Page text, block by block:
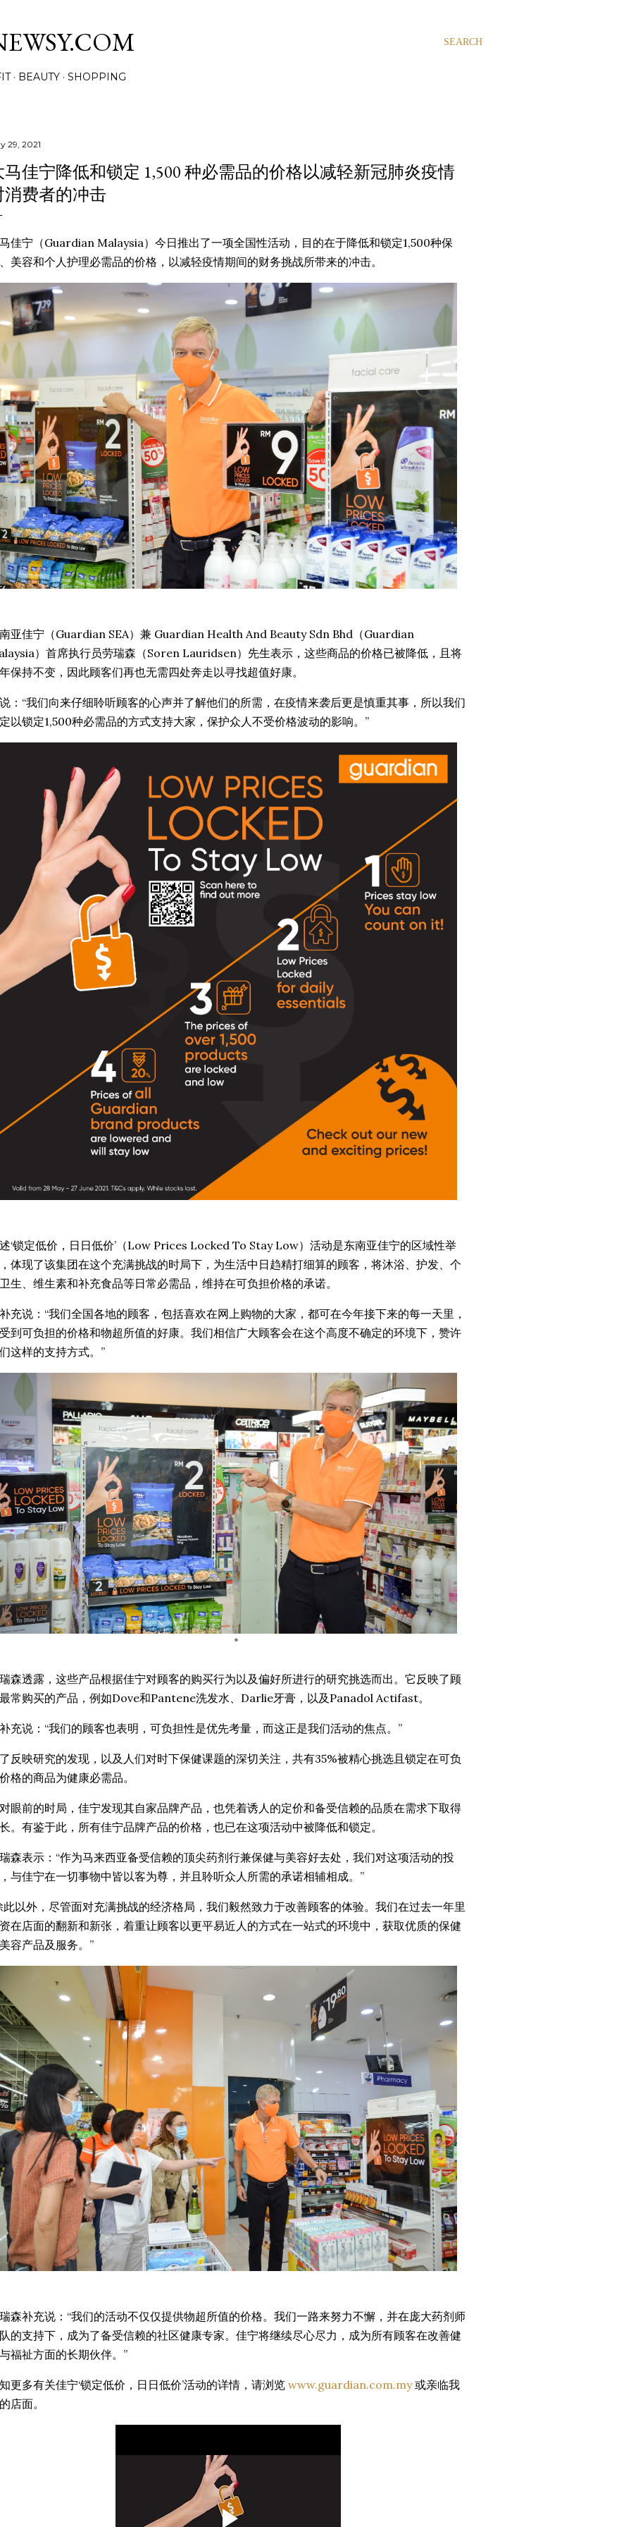
SEARCH
BEAUTY SHOPPING
29, 2021
马佳宁降低和锁定 1,500 种必需品的价格以减轻新冠肺炎疫情
消费者的冲击
佳宁（Guardian Malaysia）今日推出了一项全国性活动，目的在于降低和锁定1,500种保
美容和个人护理必需品的价格，以减轻疫情期间的财务挑战所带来的冲击。
亚佳宁（Guardian SEA）兼 Guardian Health And Beauty Sdn Bhd（Guardian
）首席执行员劳瑞森（Soren Lauridsen）先生表示，这些商品的价格已被降低，且将
保持不变，因此顾客们再也无需四处奔走以寻找超值好康。
：“我们向来仔细聆听顾客的心声并了解他们的所需，在疫情来袭后更是慎重其事，所以我们
以锁定1,500种必需品的方式支持大家，保护众人不受价格波动的影响。”
‘锁定低价，日日低价’（Low Prices Locked To Stay Low）活动是东南亚佳宁的区域性举
体现了该集团在这个充满挑战的时局下，为生活中日趋精打细算的顾客，将沐浴、护发、个
生、维生素和补充食品等日常必需品，维持在可负担价格的承诺。
充说：“我们全国各地的顾客，包括喜欢在网上购物的大家，都可在今年接下来的每一天里，
到可负担的价格和物超所值的好康。我们相信广大顾客会在这个高度不确定的环境下，赞许
这样的支持方式。”
森透露，这些产品根据佳宁对顾客的购买行为以及偏好所进行的研究挑选而出。它反映了顾
常购买的产品，例如Dove和Pantene洗发水、Darlie牙膏，以及Panadol Actifast。
充说：“我们的顾客也表明，可负担性是优先考量，而这正是我们活动的焦点。”
反映研究的发现，以及人们对时下保健课题的深切关注，共有35%被精心挑选且锁定在可负
格的商品为健康必需品。
眼前的时局，佳宁发现其自家品牌产品，也凭着诱人的定价和备受信赖的品质在需求下取得
。有鉴于此，所有佳宁品牌产品的价格，也已在这项活动中被降低和锁定。
森表示：“作为马来西亚备受信赖的顶尖药剂行兼保健与美容好去处，我们对这项活动的投
与佳宁在一切事物中皆以客为尊，并且聆听众人所需的承诺相辅相成。”
此以外，尽管面对充满挑战的经济格局，我们毅然致力于改善顾客的体验。我们在过去一年里
在店面的翻新和新张，着重让顾客以更平易近人的方式在一站式的环境中，获取优质的保健
容产品及服务。”
森补充说：“我们的活动不仅仅提供物超所值的价格。我们一路来努力不懈，并在庞大药剂师
的支持下，成为了备受信赖的社区健康专家。佳宁将继续尽心尽力，成为所有顾客在改善健
福祉方面的长期伙伴。”
更多有关佳宁‘锁定低价，日日低价’活动的详情，请浏览 www.guardian.com.my或亲临我
店面。